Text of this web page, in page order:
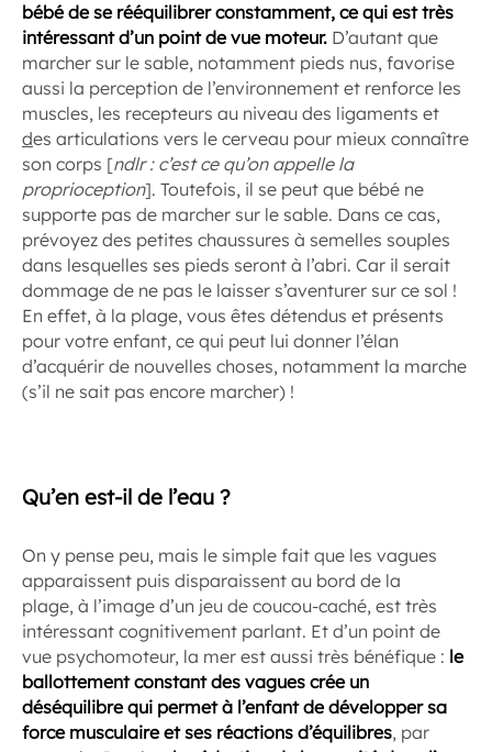
bébé de se rééquilibrer constamment, ce qui est très
intéressant d’un point de vue moteur. D’autant que
marcher sur le sable, notamment pieds nus, favorise
aussi la perception de l’environnement et renforce les
muscles, les recepteurs au niveau des ligaments et
des articulations vers le cerveau pour mieux connaître
son corps [ndlr : c’est ce qu’on appelle la
proprioception]. Toutefois, il se peut que bébé ne
supporte pas de marcher sur le sable. Dans ce cas,
prévoyez des petites chaussures à semelles souples
dans lesquelles ses pieds seront à l’abri. Car il serait
dommage de ne pas le laisser s’aventurer sur ce sol !
En effet, à la plage, vous êtes détendus et présents
pour votre enfant, ce qui peut lui donner l’élan
d’acquérir de nouvelles choses, notamment la marche
(s’il ne sait pas encore marcher) !
Qu’en est-il de l’eau ?
On y pense peu, mais le simple fait que les vagues
apparaissent puis disparaissent au bord de la
plage, à l’image d’un jeu de coucou-caché, est très
intéressant cognitivement parlant. Et d’un point de
vue psychomoteur, la mer est aussi très bénéfique : le
ballottement constant des vagues crée un
déséquilibre qui permet à l’enfant de développer sa
force musculaire et ses réactions d’équilibres, par